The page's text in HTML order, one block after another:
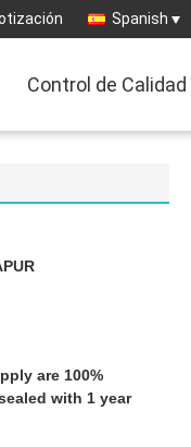
Spanish
Control de Calidad
are 100%
with 1 year